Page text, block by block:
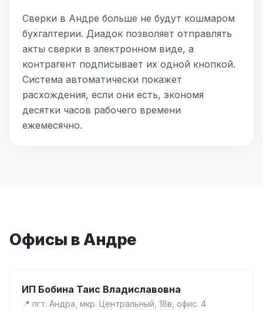
Сверки в Андре больше не будут кошмаром
бухгалтерии. Диадок позволяет отправлять
акты сверки в электронном виде, а
контрагент подписывает их одной кнопкой.
Система автоматически покажет
расхождения, если они есть, экономя
десятки часов рабочего времени
ежемесячно.
Офисы в Андре
ИП Бобина Таис Владиславовна
📍 пгт. Андра, мкр. Центральный, 18в, офис. 4